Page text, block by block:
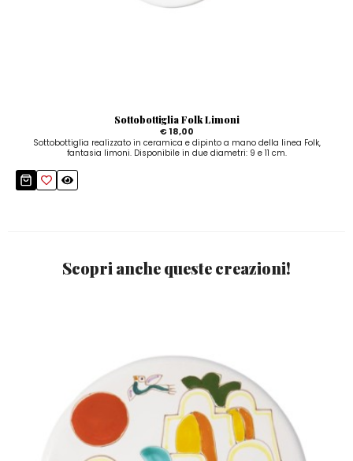
Sottobottiglia Folk Limoni
€ 18,00
Sottobottiglia realizzato in ceramica e dipinto a mano della linea Folk,
fantasia limoni. Disponibile in due diametri: 9 e 11 cm.
Scopri anche queste creazioni!